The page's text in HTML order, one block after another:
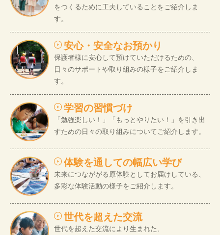
をつくるために工夫していることをご紹介しま
す。
安心・安全なお預かり
保護者様に安心して預けていただけるための、
日々のサポートや取り組みの様子をご紹介しま
す。
学習の習慣づけ
「勉強楽しい！」「もっとやりたい！」を引き出
すための日々の取り組みについてご紹介します。
体験を通しての幅広い学び
未来につなががる原体験としてお届けしている、
多彩な体験活動の様子をご紹介します。
世代を超えた交流
世代を超えた交流により生まれた、